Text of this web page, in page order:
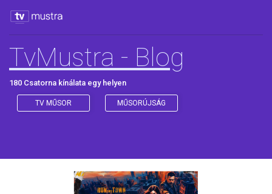
TvMustra - Blog
180 Csatorna kínálata egy helyen
TV MŰSOR MŰSORÚJSÁG